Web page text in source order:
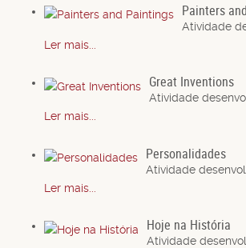
Painters
Atividade
Ler mais...
Great Inventions
Atividade
Ler mais...
Personalidades
Atividade
Ler mais...
Hoje na História
Atividade